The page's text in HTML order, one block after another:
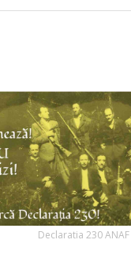
Declaratia 230